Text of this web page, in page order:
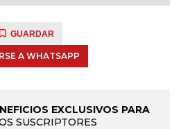
GUARDAR
A WHATSAPP
EXCLUSIVOS PARA
SUSCRIPTORES